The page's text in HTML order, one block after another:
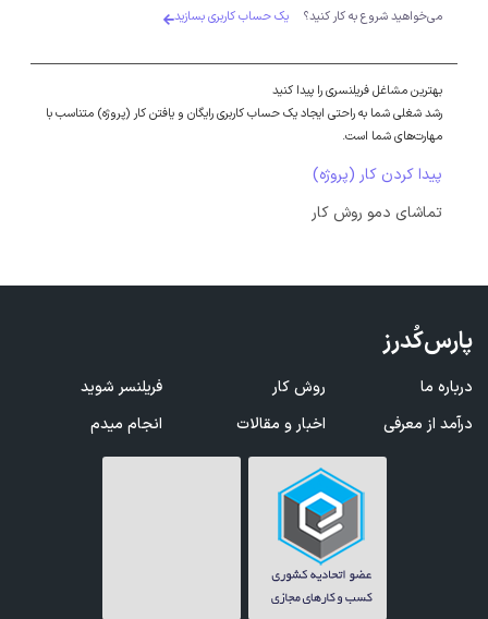
می‌خواهید شروع به کار کنید؟ یک حساب کاربری بسازید
بهترین مشاغل فریلنسری را پیدا کنید
رشد شغلی شما به راحتی ایجاد یک حساب کاربری رایگان و یافتن کار (پروژه) متناسب با
مهارت‌های شما است.
پیدا کردن کار (پروژه)
تماشای دمو روش کار
پارس‌کُدرز
درباره ما روش کار
فریلنسر شوید
درآمد از معرفی
اخبار و مقالات انجام میدم